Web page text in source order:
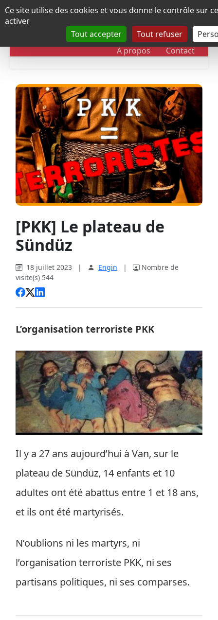
Panneau de gestion des cookies
Ce site utilise des cookies et vous donne le contrôle sur
activer
Tout accepter
Tout refuser
DOSSIERS CHRONOLOGIE
À propos Contact
[PKK] Le plateau de
Sündüz
18 juillet 2023 | Engin |
Nombre de
visite(s) 544
L’organisation terroriste PKK
Il y a 27 ans aujourd’hui à Van, sur le
plateau de Sündüz, 14 enfants et 10
adultes ont été abattus entre 1 et 18 ans,
et ils ont été martyrisés.
N’oublions ni les martyrs, ni
l’organisation terroriste PKK, ni ses
partisans politiques, ni ses comparses.